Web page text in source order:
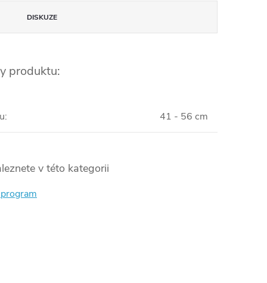
DISKUZE
produktu:
: 41 - 56 cm
v této kategorii